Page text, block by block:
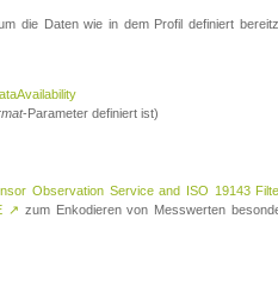
die Daten wie in dem Profil definiert
-Parameter definiert ist)
Observation Service and ISO 19143
↗ zum Enkodieren von Messwerten